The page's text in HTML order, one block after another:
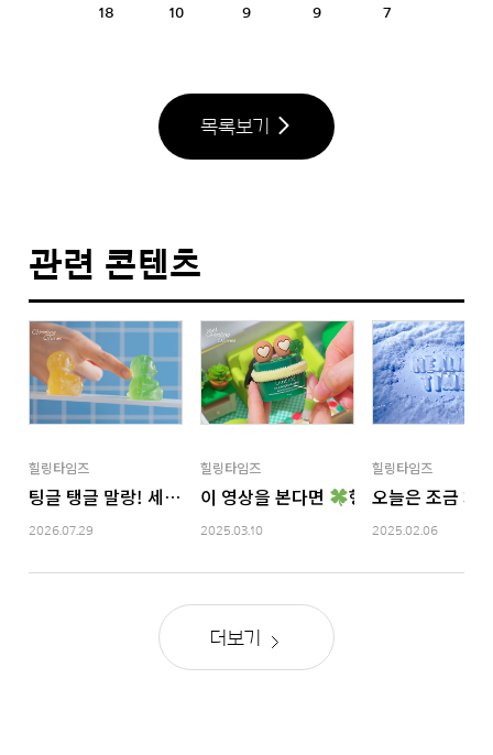
18 10 9 9 7
목록보기
관련 콘텐츠
힐링타임즈
팅글 탱글 말랑! 세상에 없는 화장품 젤리 총집합 ASMR
2026.07.29
힐링타임즈
이 영상을 본다면 행운 당첨 행운
2025.03.10
힐링타임즈
오늘은 조금 차
2025.02.06
더보기